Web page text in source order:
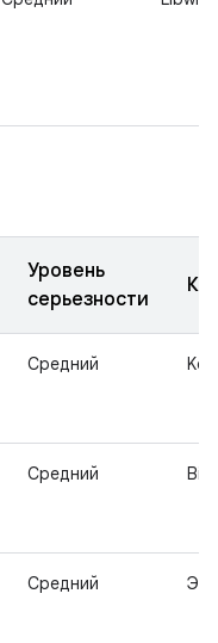
Уровень
серьезности
Средний
Средний
Средний